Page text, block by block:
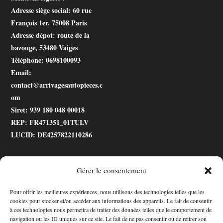
Gérer le consentement
Pour offrir les meilleures expériences, nous utilisons des technologies telles que les
cookies pour stocker et/ou accéder aux informations des appareils. Le fait de consentir
à ces technologies nous permettra de traiter des données telles que le comportement de
navigation ou les ID uniques sur ce site. Le fait de ne pas consentir ou de retirer son
Adresse siège social: 60 rue
François 1er, 75008 Paris
Adresse dépot: route de la
bazouge, 53480 Vaiges
Téléphone: 0698100093
Email:
contact@arrivagesautopieces.c
om
Siret: 939 180 048 00018
REP: FR471351_01TULV
LUCID: DE4257822110286
Accessibilité